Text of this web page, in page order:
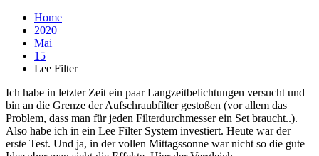
Home
2020
Mai
15
Lee Filter
Ich habe in letzter Zeit ein paar Langzeitbelichtungen versucht und
bin an die Grenze der Aufschraubfilter gestoßen (vor allem das
Problem, dass man für jeden Filterdurchmesser ein Set braucht..).
Also habe ich in ein Lee Filter System investiert. Heute war der
erste Test. Und ja, in der vollen Mittagssonne war nicht so die gute